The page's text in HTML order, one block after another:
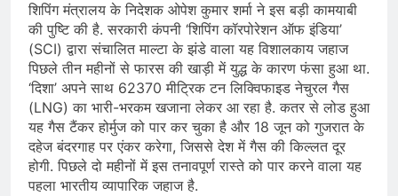
शिपिंग मंत्रालय के निदेशक ओपेश कुमार शर्मा ने इस बड़ी कामयाबी
की पुष्टि की है. सरकारी कंपनी ‘शिपिंग कॉरपोरेशन ऑफ इंडिया’
(SCI) द्वारा संचालित माल्टा के झंडे वाला यह विशालकाय जहाज
पिछले तीन महीनों से फारस की खाड़ी में युद्ध के कारण फंसा हुआ था.
‘दिशा’ अपने साथ 62370 मीट्रिक टन लिक्विफाइड नेचुरल गैस
(LNG) का भारी-भरकम खजाना लेकर आ रहा है. कतर से लोड हुआ
यह गैस टैंकर होर्मुज को पार कर चुका है और 18 जून को गुजरात के
दहेज बंदरगाह पर एंकर करेगा, जिससे देश में गैस की किल्लत दूर
होगी. पिछले दो महीनों में इस तनावपूर्ण रास्ते को पार करने वाला यह
पहला भारतीय व्यापारिक जहाज है.